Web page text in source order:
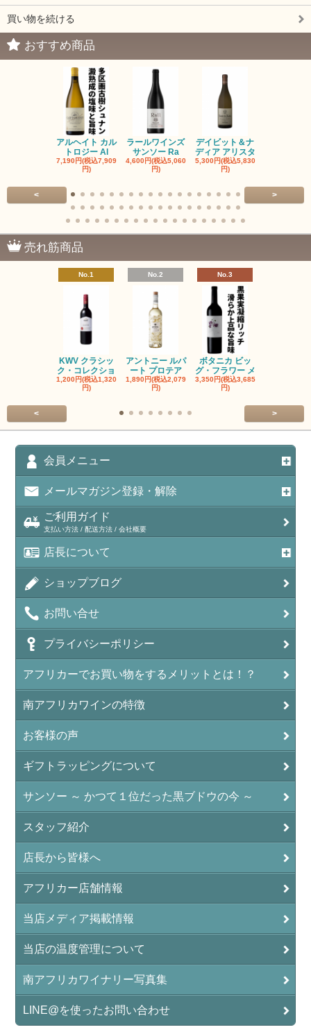
買い物を続ける
おすすめ商品
アルヘイト カル
トロジー Al
7,190円(税込7,909
円)
ラールワインズ
サンソー Ra
4,600円(税込5,060
円)
デイビット＆ナ
ディア アリスタ
5,300円(税込5,830
円)
< >
売れ筋商品
No.1
KWV クラシッ
ク・コレクショ
1,200円(税込1,320
円)
No.2
アントニー ルパ
ート プロテア
1,890円(税込2,079
円)
No.3
ボタニカ ビッ
グ・フラワー メ
3,350円(税込3,685
円)
< >
会員メニュー
メールマガジン登録・解除
ご利用ガイド
支払い方法 / 配送方法 / 会社概要
店長について
ショップブログ
お問い合せ
プライバシーポリシー
アフリカーでお買い物をするメリットとは！？
南アフリカワインの特徴
お客様の声
ギフトラッピングについて
サンソー ～ かつて１位だった黒ブドウの今 ～
スタッフ紹介
店長から皆様へ
アフリカー店舗情報
当店メディア掲載情報
当店の温度管理について
南アフリカワイナリー写真集
LINE@を使ったお問い合わせ